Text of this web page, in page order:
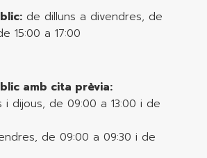
de dilluns a divendres, de
15:00 a 17:00
amb cita prèvia:
i dijous, de 09:00 a 13:00 i de
de 09:00 a 09:30 i de